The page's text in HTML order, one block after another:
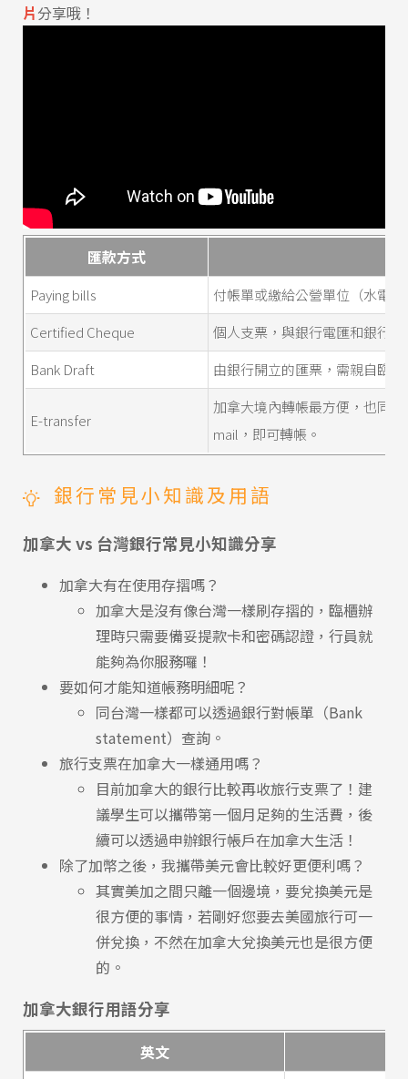
熱門搜尋：
加拿大RO 任意門 遊學團
教育學區
Latest News
Promotion
Program
SEC
片分享哦！
匯款方式
Paying bills
付帳單或繳給公營單位（水電
Certified Cheque
個人支票，與銀行電匯和銀行
Bank Draft
由銀行開立的匯票，需親自臨
E-transfer
加拿大境內轉帳最方便，也同
mail，即可轉帳。
銀行常見小知識及用語
加拿大 vs 台灣銀行常見小知識分享
加拿大有在使用存摺嗎？
加拿大是沒有像台灣一樣刷存摺的，臨櫃辦
理時只需要備妥提款卡和密碼認證，行員就
能夠為你服務囉！
要如何才能知道帳務明細呢？
同台灣一樣都可以透過銀行對帳單（Bank
statement）查詢。
旅行支票在加拿大一樣通用嗎？
目前加拿大的銀行比較再收旅行支票了！建
議學生可以攜帶第一個月足夠的生活費，後
續可以透過申辦銀行帳戶在加拿大生活！
除了加幣之後，我攜帶美元會比較好更便利嗎？
其實美加之間只離一個邊境，要兌換美元是
很方便的事情，若剛好您要去美國旅行可一
併兌換，不然在加拿大兌換美元也是很方便
的。
加拿大銀行用語分享
英文